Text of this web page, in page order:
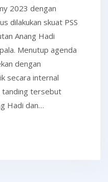
2023 dengan
dilakukan skuat PSS
Anang Hadi
Menutup agenda
dengan
secara internal
tanding tersebut
Hadi dan…